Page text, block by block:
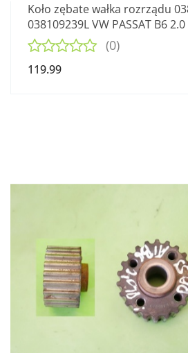
Koło zębate wałka rozrządu
038109239L VW PASSAT B6
(0)
119.99